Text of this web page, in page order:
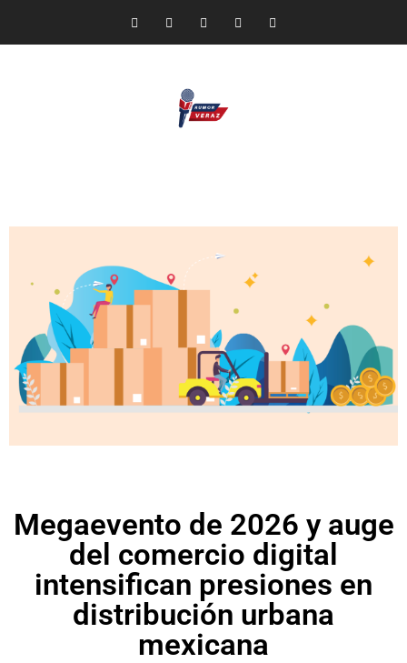
Megaevento de 2026 y auge
del comercio digital
intensifican presiones en
distribución urbana
mexicana